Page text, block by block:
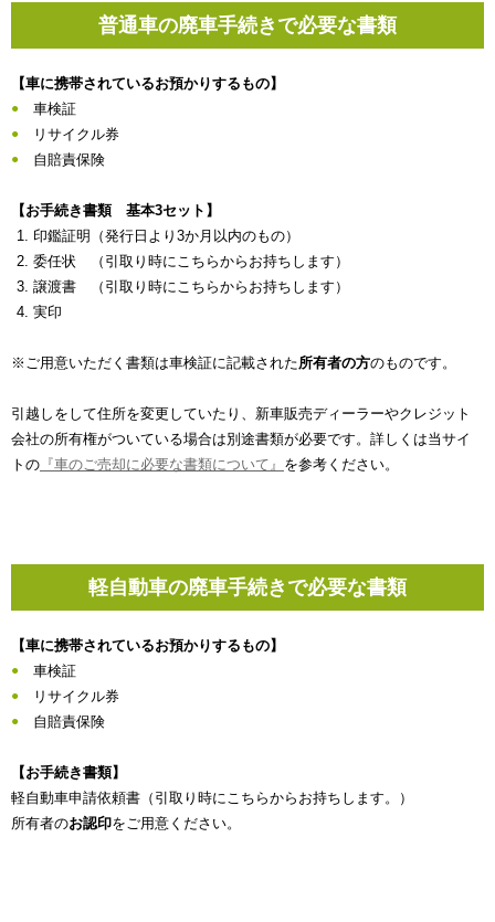
普通車の廃車手続きで必要な書類
【車に携帯されているお預かりするもの】
車検証
リサイクル券
自賠責保険
【お手続き書類 基本3セット】
印鑑証明（発行日より3か月以内のもの）
委任状 （引取り時にこちらからお持ちします）
譲渡書 （引取り時にこちらからお持ちします）
実印
※ご用意いただく書類は車検証に記載された所有者の方のものです。
引越しをして住所を変更していたり、新車販売ディーラーやクレジット
会社の所有権がついている場合は別途書類が必要です。詳しくは当サイ
トの 『車のご売却に必要な書類について』 を参考ください。
軽自動車の廃車手続きで必要な書類
【車に携帯されているお預かりするもの】
車検証
リサイクル券
自賠責保険
【お手続き書類】
軽自動車申請依頼書（引取り時にこちらからお持ちします。）
所有者のお認印をご用意ください。